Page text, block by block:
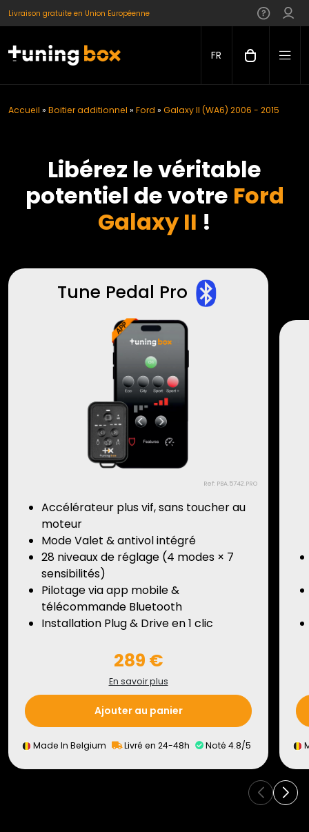
Livraison gratuite en Union Européenne
FR
Accueil » Boitier additionnel » Ford » Galaxy II (WA6) 2006 - 2015
Libérez le véritable
potentiel de votre Ford
Galaxy II !
Tune Pedal Pro
Ref: PBA.5742.PRO
Accélérateur plus vif, sans toucher au
moteur
Mode Valet & antivol intégré
28 niveaux de réglage (4 modes × 7
sensibilités)
Pilotage via app mobile &
télécommande Bluetooth
Installation Plug & Drive en 1 clic
289 €
En savoir plus
Ajouter au panier
Made In Belgium Livré en 24-48h Noté 4.8/5